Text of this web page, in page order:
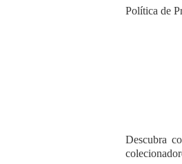
Política de
Descubra